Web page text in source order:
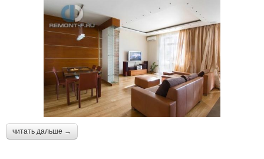
читать дальше →